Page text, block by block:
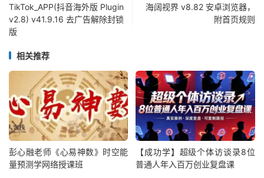
TikTok_APP(抖音海外版 Plugin
v2.8) v41.9.16 去广告解除封锁
版
海阔视界 v8.82 安卓浏览器，
附首页规则
相关推荐
彭心融老师《心易神数》时空能
量预测学网络授课班
【成功学】超级个体访谈录8位
普通人年入百万创业复盘课